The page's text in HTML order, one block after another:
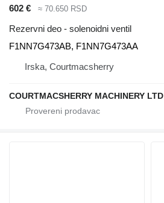
602 € ≈ 70.650 RSD
Rezervni deo - solenoidni ventil
F1NN7G473AB, F1NN7G473AA
Irska, Courtmacsherry
COURTMACSHERRY MACHINERY LTD